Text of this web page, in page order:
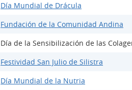
Día Mundial de Drácula
Fundación de la Comunidad Andina
Día de la Sensibilización de las
Festividad San Julio de Silistra
Día Mundial de la Nutria